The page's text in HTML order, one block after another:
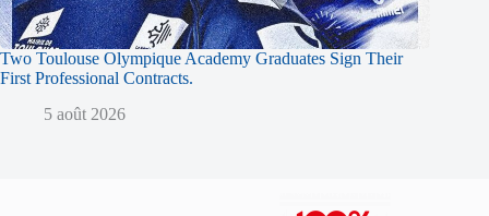
Two Toulouse Olympique Academy Graduates Sign Their
First Professional Contracts.
5 août 2026